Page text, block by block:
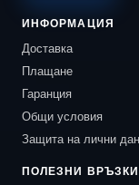
ИНФОРМАЦИЯ
Доставка
Плащане
Гаранция
Общи условия
Защита на лични
ПОЛЕЗНИ ВРЪЗКИ